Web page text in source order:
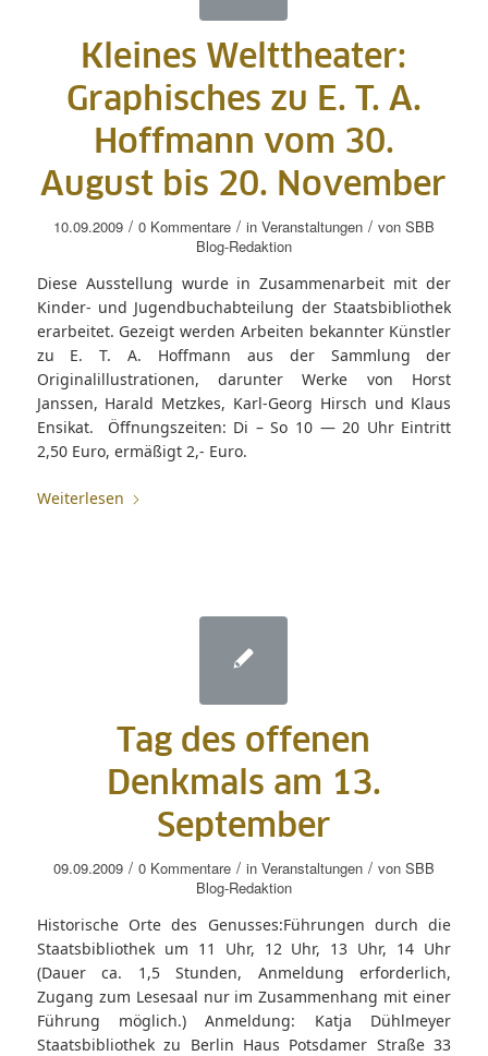
Kleines Welttheater:
Graphisches zu E. T. A.
Hoffmann vom 30.
August bis 20. November
10.09.2009 / 0 Kommentare / in Veranstaltungen / von SBB
Blog-Redaktion
Diese Ausstellung wurde in Zusammenarbeit mit der
Kinder- und Jugendbuchabteilung der Staatsbibliothek
erarbeitet. Gezeigt werden Arbeiten bekannter Künstler
zu E. T. A. Hoffmann aus der Sammlung der
Originalillustrationen, darunter Werke von Horst
Janssen, Harald Metzkes, Karl-Georg Hirsch und Klaus
Ensikat. Öffnungszeiten: Di – So 10 — 20 Uhr Eintritt
2,50 Euro, ermäßigt 2,- Euro.
Weiterlesen
Tag des offenen
Denkmals am 13.
September
09.09.2009 / 0 Kommentare / in Veranstaltungen / von SBB
Blog-Redaktion
Historische Orte des Genusses:Führungen durch die
Staatsbibliothek um 11 Uhr, 12 Uhr, 13 Uhr, 14 Uhr
(Dauer ca. 1,5 Stunden, Anmeldung erforderlich,
Zugang zum Lesesaal nur im Zusammenhang mit einer
Führung möglich.) Anmeldung: Katja Dühlmeyer
Staatsbibliothek zu Berlin Haus Potsdamer Straße 33